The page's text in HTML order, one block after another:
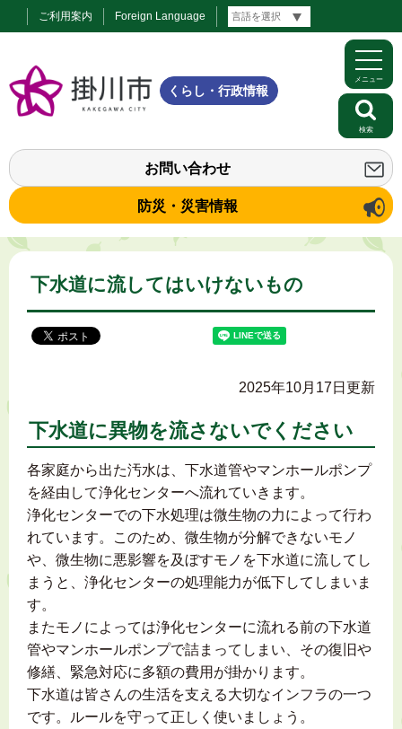
ご利用案内 Foreign Language
くらし・行政情報
お問い合わせ
防災・災害情報
メニュー
検索
下水道に流してはいけないもの
2025年10月17日更新
下水道に異物を流さないでください
各家庭から出た汚水は、下水道管やマンホールポンプ
を経由して浄化センターへ流れていきます。
浄化センターでの下水処理は微生物の力によって行わ
れています。このため、微生物が分解できないモノ
や、微生物に悪影響を及ぼすモノを下水道に流してし
まうと、浄化センターの処理能力が低下してしまいま
す。
またモノによっては浄化センターに流れる前の下水道
管やマンホールポンプで詰まってしまい、その復旧や
修繕、緊急対応に多額の費用が掛かります。
下水道は皆さんの生活を支える大切なインフラの一つ
です。ルールを守って正しく使いましょう。